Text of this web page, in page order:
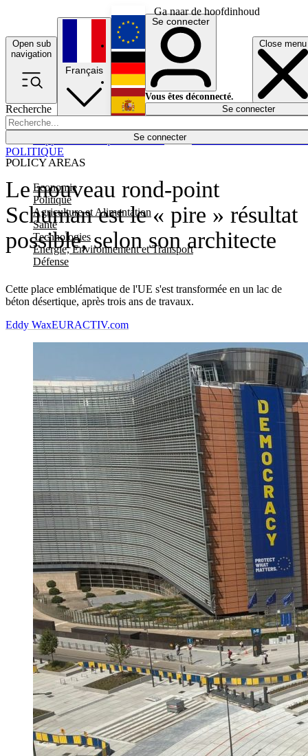
Ga naar de hoofdinhoud
Open sub
navigation
Close menu
Recherche
Se connecter
POLICY AREAS
Economie
Politique
Agriculture et Alimentation
Santé
Technologies
Energie, Environnement et Transport
Défense
Économie
Français
English
Deutsch
Español
Se connecter
Vous êtes déconnecté.
Se connecter
Le nouveau rond-point
Schuman est le « pire » résultat
possible, selon son architecte
Cette place emblématique de l'UE s'est transformée en un lac de
béton désertique, après trois ans de travaux.
POLITIQUE
Eddy WaxEURACTIV.com